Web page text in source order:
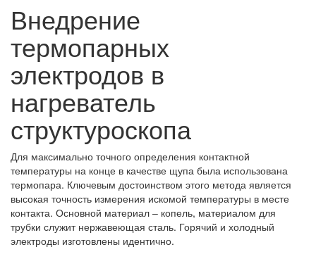
Внедрение
термопарных
электродов в
нагреватель
структуроскопа
Для максимально точного определения контактной
температуры на конце в качестве щупа была использована
термопара. Ключевым достоинством этого метода является
высокая точность измерения искомой температуры в месте
контакта. Основной материал – копель, материалом для
трубки служит нержавеющая сталь. Горячий и холодный
электроды изготовлены идентично.